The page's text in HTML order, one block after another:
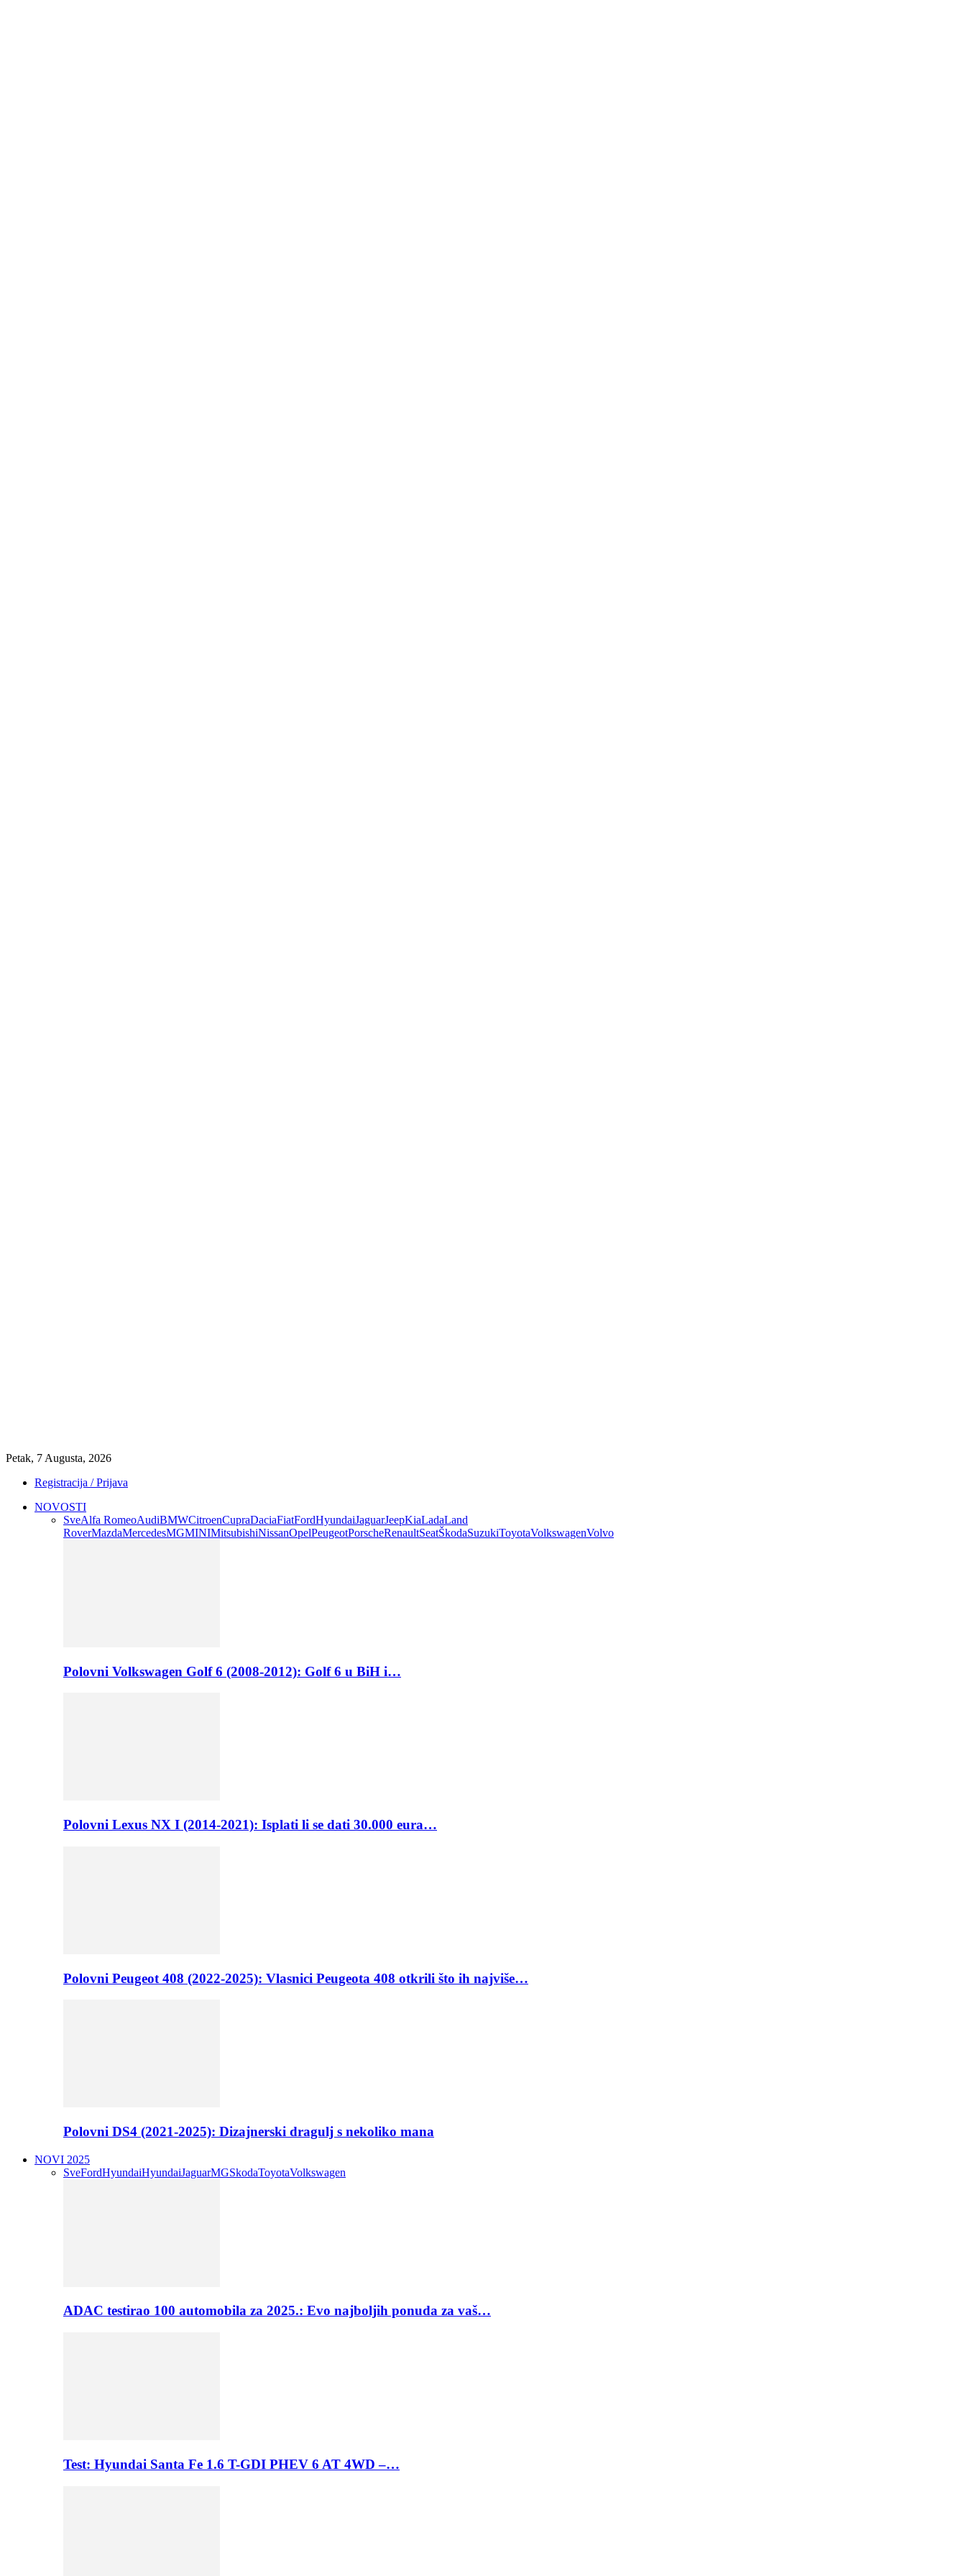
Petak, 7 Augusta, 2026
Registracija / Prijava
NOVOSTI
SveAlfa RomeoAudiBMWCitroenCupraDaciaFiatFordHyundaiJaguarJeepKiaLadaLand
RoverMazdaMercedesMGMINIMitsubishiNissanOpelPeugeotPorscheRenaultSeatŠkodaSuzukiToyotaVolkswagenVolvo
Polovni Volkswagen Golf 6 (2008-2012): Golf 6 u BiH i…
Polovni Lexus NX I (2014-2021): Isplati li se dati 30.000 eura…
Polovni Peugeot 408 (2022-2025): Vlasnici Peugeota 408 otkrili što ih najviše…
Polovni DS4 (2021-2025): Dizajnerski dragulj s nekoliko mana
NOVI 2025
SveFordHyundaiHyundaiJaguarMGSkodaToyotaVolkswagen
ADAC testirao 100 automobila za 2025.: Evo najboljih ponuda za vaš…
Test: Hyundai Santa Fe 1.6 T-GDI PHEV 6 AT 4WD –…